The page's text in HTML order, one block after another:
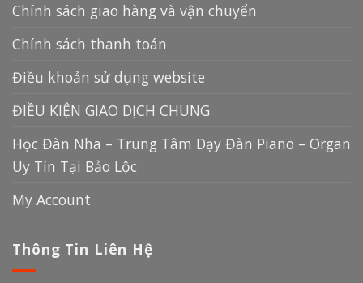
Chính sách giao hàng và vận chuyển
Chính sách thanh toán
Điều khoản sử dụng website
ĐIỀU KIỆN GIAO DỊCH CHUNG
Học Đàn Nha – Trung Tâm Dạy Đàn Piano – Organ
Uy Tín Tại Bảo Lộc
My Account
Thông Tin Liên Hệ